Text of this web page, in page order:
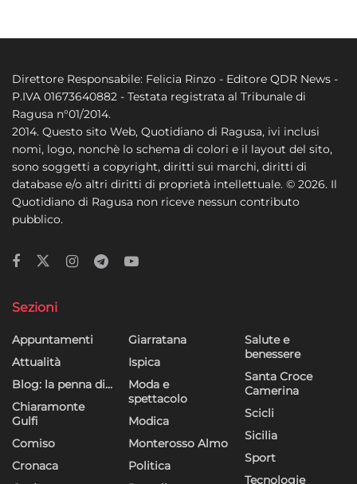
Direttore Responsabile: Felicia Rinzo - Editore QDR News -
P.IVA 01673640882 - Testata registrata al Tribunale di
Ragusa n°01/2014.
2014. Questo sito Web, Quotidiano di Ragusa, ivi inclusi
nomi, logo, nonchè lo schema di colori e il layout del sito,
sono soggetti a copyright, diritti sui marchi, diritti di
database e/o altri diritti di proprietà intellettuale. © 2026. Il
Quotidiano di Ragusa non riceve nessun contributo
pubblico.
Sezioni
Appuntamenti
Attualità
Blog: la penna di…
Chiaramonte
Gulfi
Comiso
Cronaca
Giarratana
Ispica
Moda e
spettacolo
Modica
Monterosso Almo
Politica
Salute e
benessere
Santa Croce
Camerina
Scicli
Sicilia
Sport
Tecnologie